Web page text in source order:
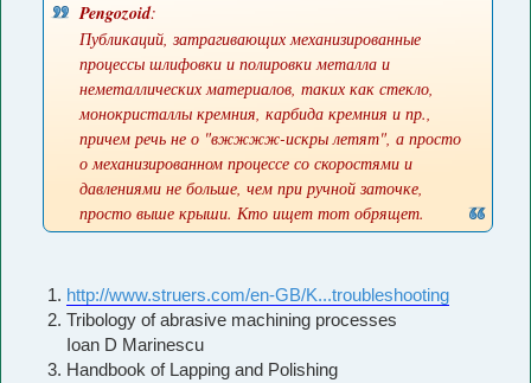
Pengozoid:
Публикаций, затрагивающих механизированные
процессы шлифовки и полировки металла и
неметаллических материалов, таких как стекло,
монокристаллы кремния, карбида кремния и пр.,
причем речь не о "вжжжж-искры летят", а просто
о механизированном процессе со скоростями и
давлениями не больше, чем при ручной заточке,
просто выше крыши. Кто ищет тот обрящет.
http://www.struers.com/en-GB/K...troubleshooting
Tribology of abrasive machining processes
Ioan D Marinescu
Handbook of Lapping and Polishing